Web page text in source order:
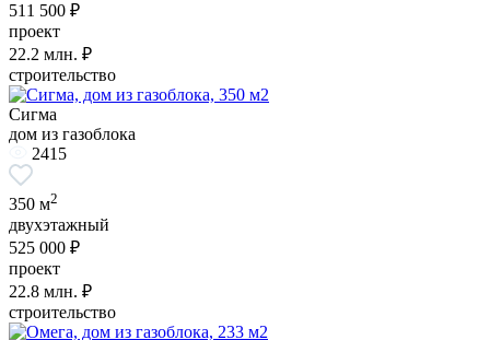
511 500 ₽
проект
22.2 млн. ₽
строительство
Сигма
дом из газоблока
2415
350 м2
двухэтажный
525 000 ₽
проект
22.8 млн. ₽
строительство